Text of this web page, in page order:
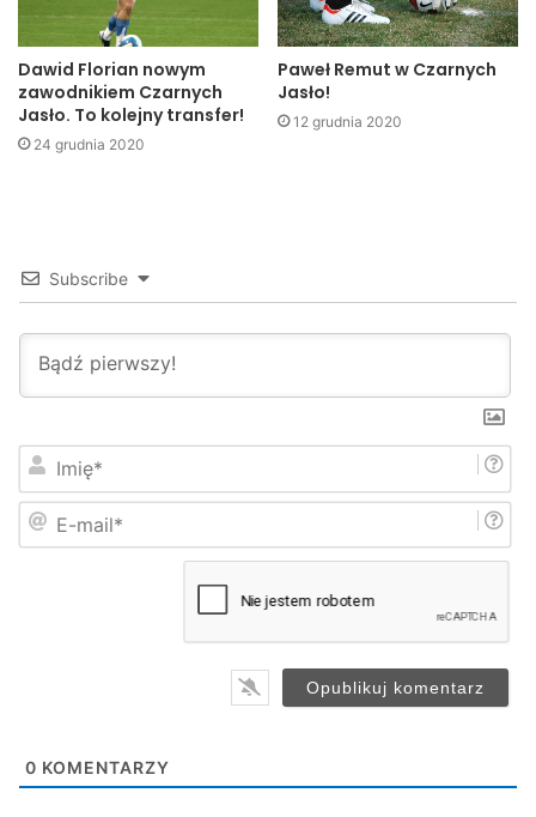
jkaslo spotkanie
Dawid Florian nowym
zawodnikiem Czarnych
Jasło. To kolejny transfer!
24 grudnia 2020
Paweł Remut w Czarnych
Jasło!
12 grudnia 2020
Subscribe
i
m
0 KOMENTARZY